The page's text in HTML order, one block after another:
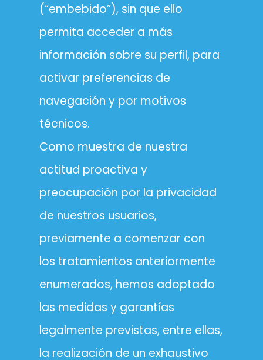
(“embebido”), sin que ello
permita acceder a más
información sobre su perfil, para
activar preferencias de
navegación y por motivos
técnicos.
Como muestra de nuestra
actitud proactiva y
preocupación por la privacidad
de nuestros usuarios,
previamente a comenzar con
los tratamientos anteriormente
enumerados, hemos adoptado
las medidas y garantías
legalmente previstas, entre ellas,
la realización de un exhaustivo